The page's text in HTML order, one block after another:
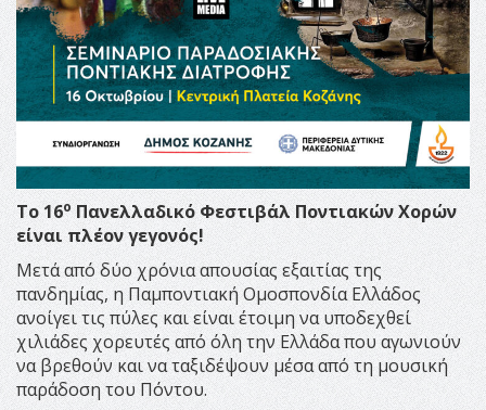
Το 16οΠανελλαδικό Φεστιβάλ Ποντιακών Χορών
είναι πλέον γεγονός!
Μετά από δύο χρόνια απουσίας εξαιτίας της
πανδημίας, η Παμποντιακή Ομοσπονδία Ελλάδος
ανοίγει τις πύλες και είναι έτοιμη να υποδεχθεί
χιλιάδες χορευτές από όλη την Ελλάδα που αγωνιούν
να βρεθούν και να ταξιδέψουν μέσα από τη μουσική
παράδοση του Πόντου.